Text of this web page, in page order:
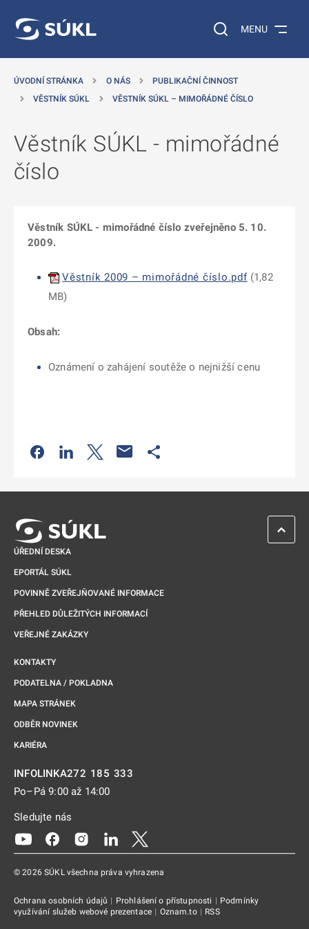
Vyhledávání na
MENU
ÚVODNÍ STRÁNKA O NÁS
PUBLIKAČNÍ ČINNOST
VĚSTNÍK SÚKL
VĚSTNÍK SÚKL – MIMOŘÁDNÉ ČÍSLO
Věstník SÚKL - mimořádné
číslo
Věstník SÚKL - mimořádné číslo zveřejněno 5. 10.
2009.
Věstník 2009 – mimořádné číslo.pdf(1,82
MB)
Obsah:
Oznámení o zahájení soutěže o nejnižší cenu
Odkaz se otevře na nové kartě
Odkaz se otevře na nové kartě
Odkaz se otevře na nové kartě
ÚŘEDNÍ DESKA
EPORTÁL SÚKL
POVINNĚ ZVEŘEJŇOVANÉ INFORMACE
PŘEHLED DŮLEŽITÝCH INFORMACÍ
VEŘEJNÉ ZAKÁZKY
KONTAKTY
PODATELNA / POKLADNA
MAPA STRÁNEK
ODBĚR NOVINEK
KARIÉRA
INFOLINKA272 185 333
Po–Pá 9:00 až 14:00
Sledujte nás
Odkaz se otevře na nové kartě
Odkaz se otevře na nové kartě
Odkaz se otevře na nové kartě
Odkaz se otevře na nové kartě
© 2026 SÚKL všechna práva vyhrazena
Ochrana osobních údajů | Prohlášení o přístupnosti | Podmínky
využívání služeb webové prezentace | Oznam.to | RSS
ZPĚT